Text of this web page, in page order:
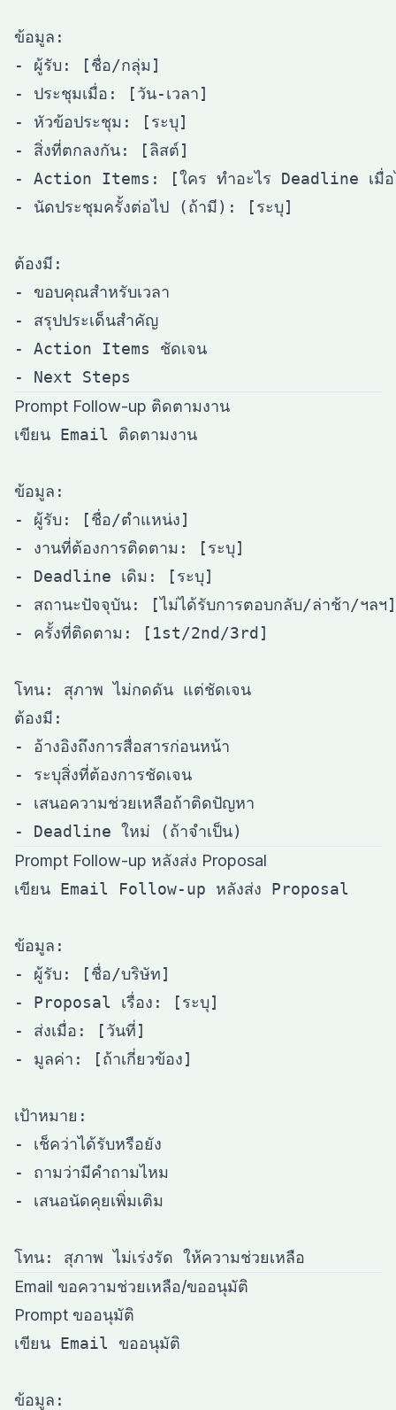
ข้อมูล:
- ผู้รับ: [ชื่อ/กลุ่ม]
- ประชุมเมื่อ: [วัน-เวลา]
- หัวข้อประชุม: [ระบุ]
- สิ่งที่ตกลงกัน: [ลิสต์]
- Action Items: [ใคร ทำอะไร Deadline เมื่อ
- นัดประชุมครั้งต่อไป (ถ้ามี): [ระบุ]
ต้องมี:
- ขอบคุณสำหรับเวลา
- สรุปประเด็นสำคัญ
- Action Items ชัดเจน
Prompt Follow-up ติดตามงาน
เขียน Email ติดตามงาน
ข้อมูล:
- ผู้รับ: [ชื่อ/ตำแหน่ง]
- งานที่ต้องการติดตาม: [ระบุ]
- Deadline เดิม: [ระบุ]
- สถานะปัจจุบัน: [ไม่ได้รับการตอบกลับ/ล่าช้า/ฯลฯ]
- ครั้งที่ติดตาม: [1st/2nd/3rd]
โทน: สุภาพ ไม่กดดัน แต่ชัดเจน
ต้องมี:
- อ้างอิงถึงการสื่อสารก่อนหน้า
- ระบุสิ่งที่ต้องการชัดเจน
- เสนอความช่วยเหลือถ้าติดปัญหา
Prompt Follow-up หลังส่ง Proposal
เขียน Email Follow-up หลังส่ง Proposal
ข้อมูล:
- ผู้รับ: [ชื่อ/บริษัท]
- Proposal เรื่อง: [ระบุ]
- ส่งเมื่อ: [วันที่]
- มูลค่า: [ถ้าเกี่ยวข้อง]
เป้าหมาย:
- เช็คว่าได้รับหรือยัง
- ถามว่ามีคำถามไหม
- เสนอนัดคุยเพิ่มเติม
Email ขอความช่วยเหลือ/ขออนุมัติ
Prompt ขออนุมัติ
เขียน Email ขออนุมัติ
ข้อมูล: